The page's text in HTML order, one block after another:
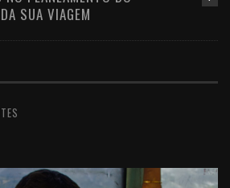
SUA VIAGEM